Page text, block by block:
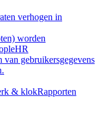
verhogen in
worden
gebruikersgegevens
& klokRapporten